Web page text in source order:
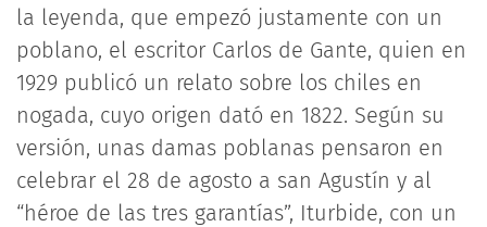
la leyenda, que empezó justamente con un
poblano, el escritor Carlos de Gante, quien en
1929 publicó un relato sobre los chiles en
nogada, cuyo origen dató en 1822. Según su
versión, unas damas poblanas pensaron en
celebrar el 28 de agosto a san Agustín y al
“héroe de las tres garantías”, Iturbide, con un